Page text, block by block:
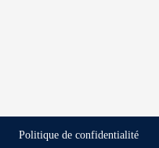
Politique de confidentialité